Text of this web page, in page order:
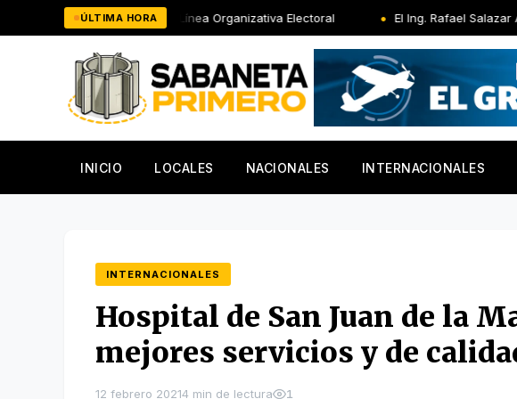
al
ÚLTIMA HORA
y la Línea Organizativa Electoral El Ing. Rafael Salazar Administrador de
INICIO LOCALES NACIONALES INTERNACIONALES
INTERNACIONALES
Hospital de San Juan de la
mejores servicios y de
12 febrero 20214 min de lectura 1